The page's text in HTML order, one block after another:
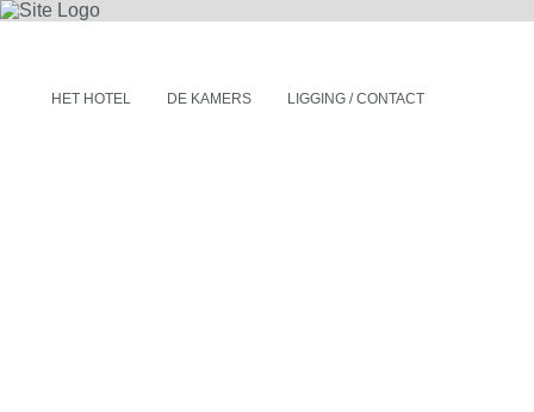
HET HOTEL DE KAMERS LIGGING / CONTACT